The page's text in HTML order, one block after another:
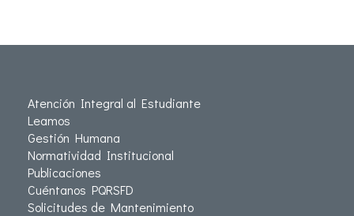
Atención Integral al Estudiante
Leamos
Gestión Humana
Normatividad Institucional
Publicaciones
Cuéntanos PQRSFD
Solicitudes de Mantenimiento